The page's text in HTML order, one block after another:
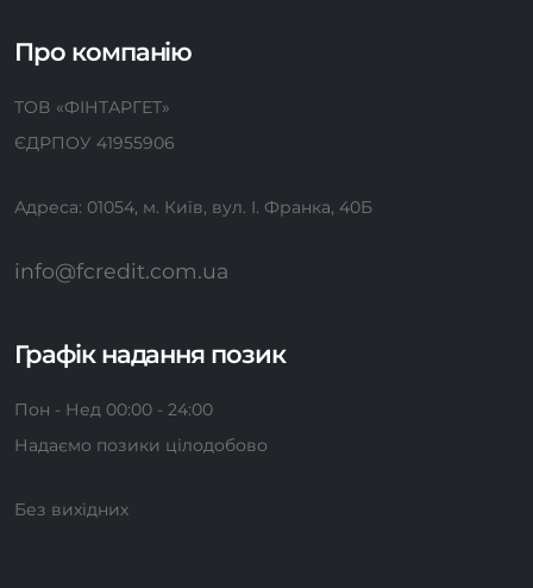
Про компанію
ТОВ «ФІНТАРГЕТ»
ЄДРПОУ 41955906
Адреса: 01054, м. Київ, вул. І. Франка, 40Б
info@fcredit.com.ua
Графік надання позик
Пон - Нед 00:00 - 24:00
Надаємо позики цілодобово
Без вихідних